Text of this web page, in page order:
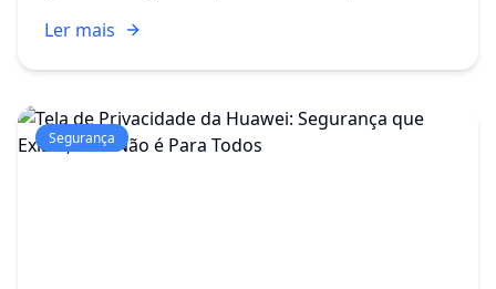
Rio Innovation Week 2026: por mais que a
tecnologia acelere vendas ...
Ler mais
Segurança